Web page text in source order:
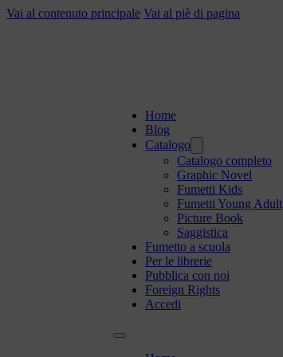
Vai al contenuto principale Vai al piè di pagina
Home
Blog
Catalogo
Catalogo completo
Graphic Novel
Fumetti Kids
Fumetti Young Adult
Picture Book
Saggistica
Fumetto a scuola
Per le librerie
Pubblica con noi
Foreign Rights
Accedi